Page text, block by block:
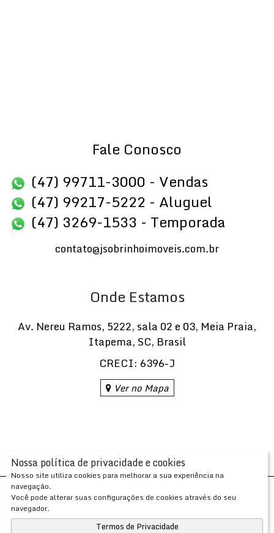
Nossa política de privacidade e cookies
Nosso site utiliza cookies para melhorar a sua experiência na
navegação.
Você pode alterar suas configurações de cookies através do seu
navegador.
Termos de Privacidade
Fale Conosco
(47) 99711-3000 - Vendas
(47) 99217-5222 - Aluguel
(47) 3269-1533 - Temporada
contato@jsobrinhoimoveis.com.br
Onde Estamos
Av. Nereu Ramos, 5222, sala 02 e 03, Meia Praia,
Itapema, SC, Brasil
CRECI: 6396-J
Ver no Mapa
Apresenta.me ~ Plataforma Imobiliária